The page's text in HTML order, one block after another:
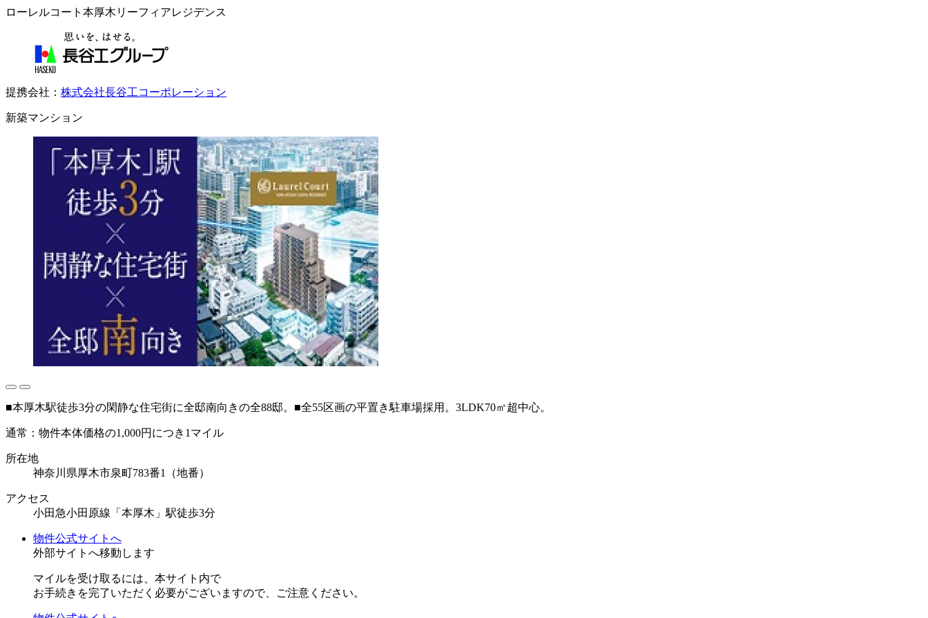
ローレルコート本厚木リーフィアレジデンス
提携会社： 株式会社長谷工コーポレーション
新築マンション
■本厚木駅徒歩3分の閑静な住宅街に全邸南向きの全88邸。■全55区画の平置き駐車場採用。3LDK70㎡超中心。
通常：物件本体価格の1,000円につき1マイル
所在地
神奈川県厚木市泉町783番1（地番）
アクセス
小田急小田原線「本厚木」駅徒歩3分
物件公式サイトへ
外部サイトへ移動します
マイルを受け取るには、 本サイト内で
お手続きを完了いただく 必要がございますので、 ご注意ください。